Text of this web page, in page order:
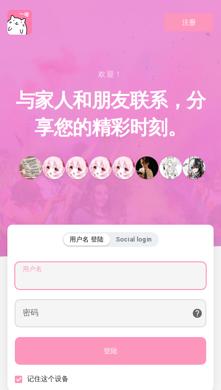
注册
欢迎！
与家人和朋友联系，分
享您的精彩时刻。
用户名 登陆 Social login
用户名
密码
登陆
记住这个设备